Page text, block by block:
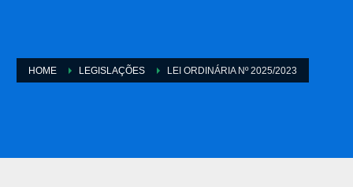
HOME LEGISLAÇÕES LEI ORDINÁRIA Nº 2025/2023